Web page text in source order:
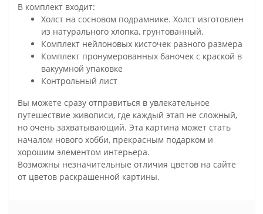
В комплект входит:
Холст на сосновом подрамнике. Холст изготовлен
из натурального хлопка, грунтованный.
Комплект нейлоновых кисточек разного размера
Комплект пронумерованных баночек с краской в
вакуумной упаковке
Контрольный лист
Вы можете сразу отправиться в увлекательное
путешествие живописи, где каждый этап не сложный,
но очень захватывающий. Эта картина может стать
началом нового хобби, прекрасным подарком и
хорошим элементом интерьера.
Возможны незначительные отличия цветов на сайте
от цветов раскрашенной картины.